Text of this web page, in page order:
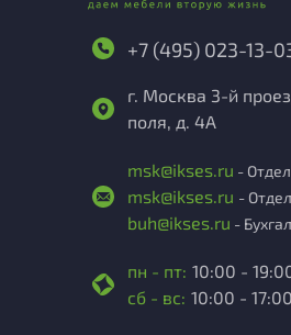
+7 (495) 023-13-
г. Москва 3-й
поля, д. 4А
msk@ikses.ru -
msk@ikses.ru -
buh@ikses.ru -
пн - пт: 10:00 -
сб - вс: 10:00 - 17:00